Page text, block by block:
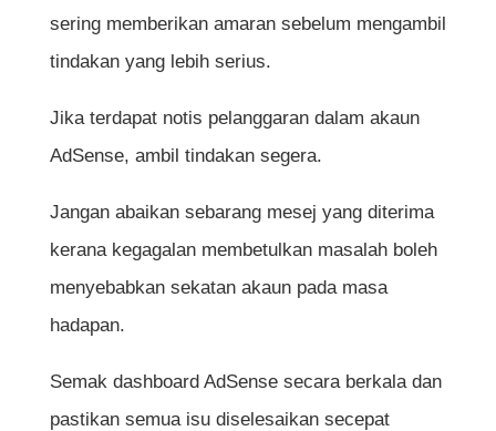
sering memberikan amaran sebelum mengambil
tindakan yang lebih serius.
Jika terdapat notis pelanggaran dalam akaun
AdSense, ambil tindakan segera.
Jangan abaikan sebarang mesej yang diterima
kerana kegagalan membetulkan masalah boleh
menyebabkan sekatan akaun pada masa
hadapan.
Semak dashboard AdSense secara berkala dan
pastikan semua isu diselesaikan secepat